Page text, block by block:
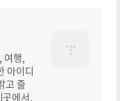
여행,
아이디
고 즐
곳에서,